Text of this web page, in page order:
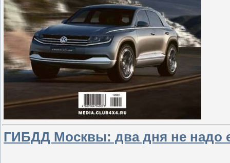
ГИБДД Москвы: два дня не надо